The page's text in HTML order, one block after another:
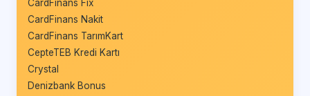
CardFinans Fix
CardFinans Nakit
CardFinans TarımKart
CepteTEB Kredi Kartı
Crystal
Denizbank Bonus